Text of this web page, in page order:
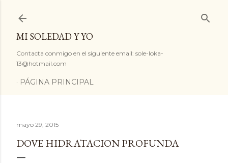
MI SOLEDAD Y YO
Contacta conmigo en el siguiente email: sole-loka-
13@hotmail.com
PÁGINA PRINCIPAL
mayo 29, 2015
DOVE HIDRATACION PROFUNDA